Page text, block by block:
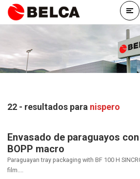
22 - resultados para nispero
Envasado de paraguayos
BOPP macro
Paraguayan tray packaging with BF 100 H
film....